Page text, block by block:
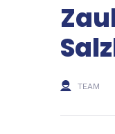
TEAM